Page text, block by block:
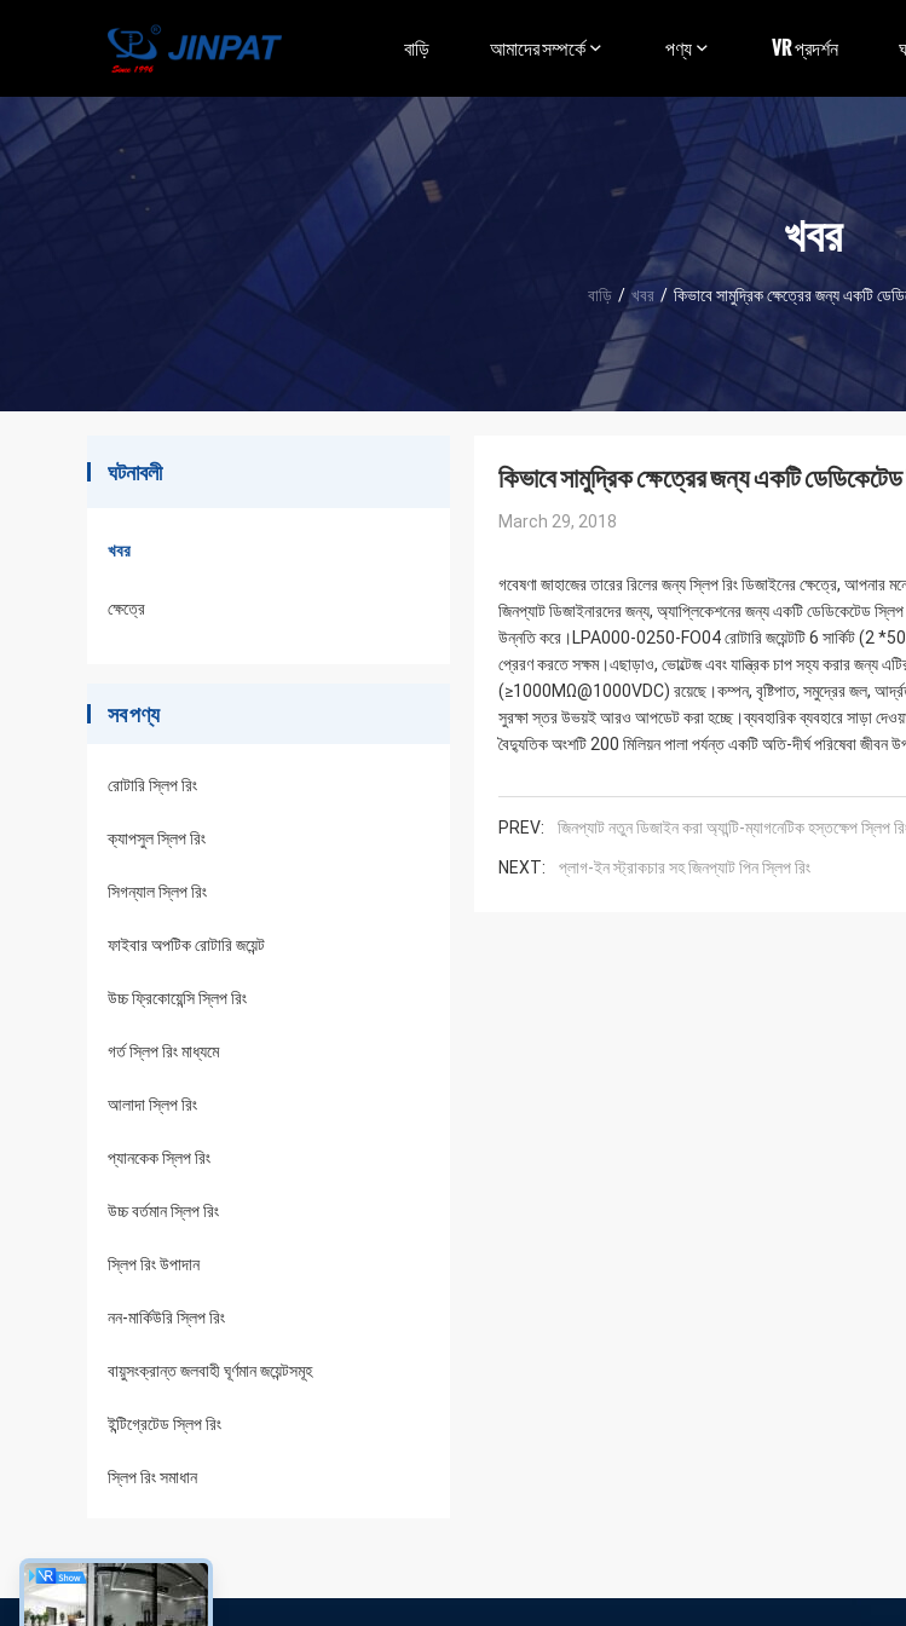
বাড়ি আমাদের সম্পর্কে পণ্য VR প্রদর্শন
খবর
বাড়ি / খবর / কিভাবে সামুদ্রিক ক্ষেত্রের জন্য একটি
ঘটনাবলী
খবর
ক্ষেত্রে
সব পণ্য
রোটারি স্লিপ রিং
ক্যাপসুল স্লিপ রিং
সিগন্যাল স্লিপ রিং
ফাইবার অপটিক রোটারি জয়েন্ট
উচ্চ ফ্রিকোয়েন্সি স্লিপ রিং
গর্ত স্লিপ রিং মাধ্যমে
আলাদা স্লিপ রিং
প্যানকেক স্লিপ রিং
উচ্চ বর্তমান স্লিপ রিং
স্লিপ রিং উপাদান
নন-মার্কিউরি স্লিপ রিং
বায়ুসংক্রান্ত জলবাহী ঘূর্ণমান জয়েন্টসমূহ
ইন্টিগ্রেটেড স্লিপ রিং
স্লিপ রিং সমাধান
কিভাবে সামুদ্রিক ক্ষেত্রের জন্য একটি ডেডিকেটেড
March 29, 2018
গবেষণা জাহাজের তারের রিলের জন্য স্লিপ রিং ডিজাইনের ক্ষেত্রে, আপনার
জিনপ্যাট ডিজাইনারদের জন্য, অ্যাপ্লিকেশনের জন্য একটি ডেডিকেটেড স্লিপ
উন্নতি করে।LPA000-0250-FO04 রোটারি জয়েন্টটি 6 সার্কিট (2
প্রেরণ করতে সক্ষম।এছাড়াও, ভোল্টেজ এবং যান্ত্রিক চাপ সহ্য করার
(≥1000MΩ@1000VDC) রয়েছে।কম্পন, বৃষ্টিপাত, সমুদ্রের জল,
সুরক্ষা স্তর উভয়ই আরও আপডেট করা হচ্ছে।ব্যবহারিক ব্যবহারে সাড়া
বৈদ্যুতিক অংশটি 200 মিলিয়ন পালা পর্যন্ত একটি অতি-দীর্ঘ পরিষেবা
PREV: জিনপ্যাট নতুন ডিজাইন করা অ্যান্টি-ম্যাগনেটিক হস্তক্ষেপ স্লিপ
NEXT: প্লাগ-ইন স্ট্রাকচার সহ জিনপ্যাট পিন স্লিপ রিং